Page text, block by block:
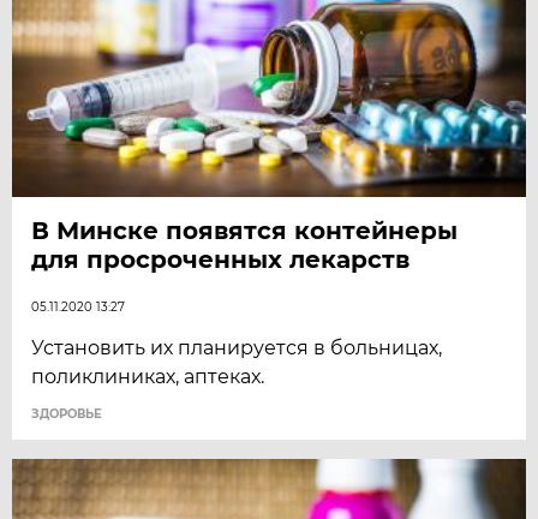
В Минске появятся контейнеры
для просроченных лекарств
05.11.2020 13:27
Установить их планируется в больницах,
поликлиниках, аптеках.
ЗДОРОВЬЕ